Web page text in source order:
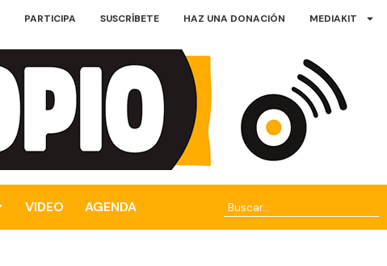
PARTICIPA SUSCRÍBETE HAZ UNA DONACIÓN MEDIAKIT
VIDEO AGENDA